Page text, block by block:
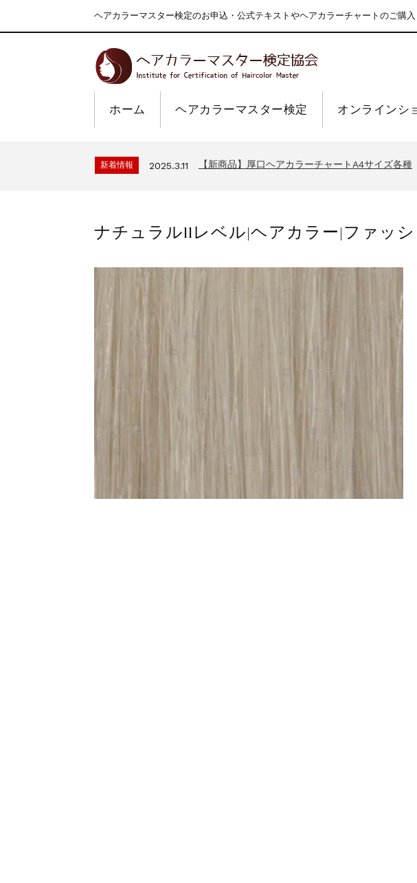
ヘアカラーマスター検定のお申込・公式テキストやヘアカラーチャートのご購
ホーム ヘアカラーマスター検定 オンラインシ
2024.4.9 一部ヘアカラーチャートのお値引きを行います
新着情報 2025.3.11 【新商品】厚口ヘアカラーチャートA4サイズ各種
新着情報 2026.7.1 2026年度夏季・シルバーウィーク休業のお知らせ
2024.7.2 9月24日頃よりオンラインショップの送料の改定を
在庫処分セールのお知らせ【なくなり次第終了】
一部ヘアカラーチャートのお値引きを行います
ナチュラル11レベル|ヘアカラー|ファッ